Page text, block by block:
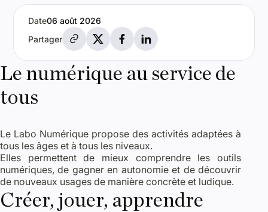
PartagerPartager par e-mail
Partager sur X
Partager sur Facebook
Partager sur LinkedIn
Date06 août 2026
Le numérique au service de
tous
Le Labo Numérique propose des activités adaptées à
tous les âges et à tous les niveaux.
Elles permettent de mieux comprendre les outils
numériques, de gagner en autonomie et de découvrir
de nouveaux usages de manière concrète et ludique.
Créer, jouer, apprendre